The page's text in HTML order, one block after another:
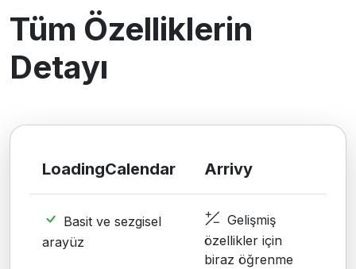
Tüm Özelliklerin
Detayı
LoadingCalendar Arrivy
Basit ve sezgisel
arayüz
Gelişmiş
özellikler için
biraz öğrenme